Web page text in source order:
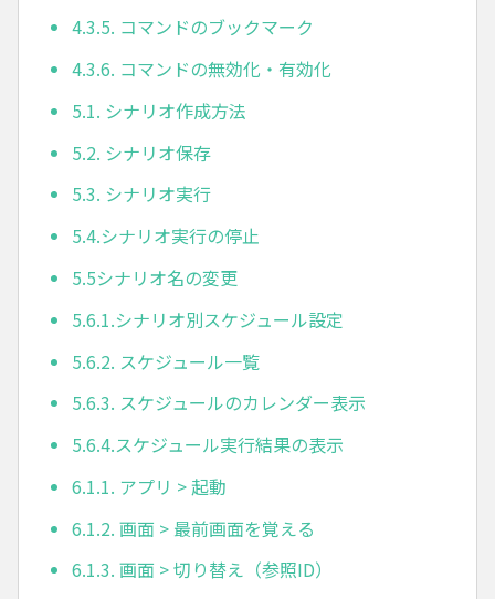
4.3.5. コマンドのブックマーク
4.3.6. コマンドの無効化・有効化
5.1. シナリオ作成方法
5.2. シナリオ保存
5.3. シナリオ実行
5.4.シナリオ実行の停止
5.5シナリオ名の変更
5.6.1.シナリオ別スケジュール設定
5.6.2. スケジュール一覧
5.6.3. スケジュールのカレンダー表示
5.6.4.スケジュール実行結果の表示
6.1.1. アプリ > 起動
6.1.2. 画面 > 最前画面を覚える
6.1.3. 画面 > 切り替え（参照ID）